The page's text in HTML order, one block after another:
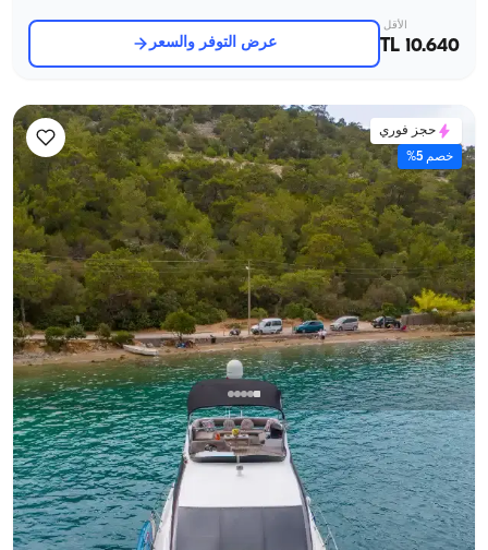
الأقل
10.640 TL عرض التوفر والسعر
حجز فوري
خصم 5%
بودروم, Muğla قارب جديد
يخت بمحرك بطول 18 متر - 3 كابينات - سعة 6 شخص - في
بودروم
تأجير ليوم كامل جولة خلجان بودروم